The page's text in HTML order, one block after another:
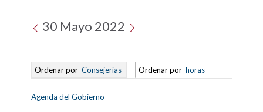
30 Mayo 2022
Ordenar por Consejerías - Ordenar por horas
Agenda del Gobierno